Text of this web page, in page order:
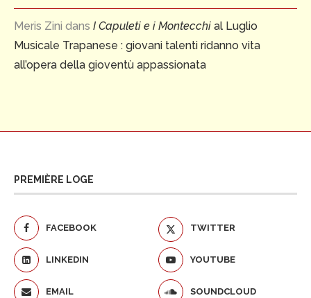
Meris Zini dans I Capuleti e i Montecchi al Luglio
Musicale Trapanese : giovani talenti ridanno vita
all’opera della gioventù appassionata
PREMIÈRE LOGE
FACEBOOK TWITTER
LINKEDIN YOUTUBE
EMAIL SOUNDCLOUD